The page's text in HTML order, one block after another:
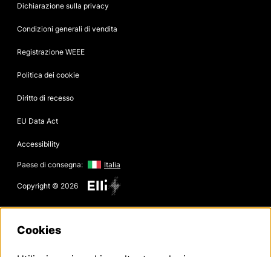
Dichiarazione sulla privacy
Condizioni generali di vendita
Registrazione WEEE
Politica dei cookie
Diritto di recesso
EU Data Act
Accessibility
Paese di consegna: Italia
Copyright © 2026
Cookies